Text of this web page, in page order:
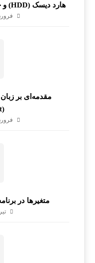
هارد دیسک (HDD) و حافظه SSD: تفاوت‌ها و کاربردها
فروردین
مقدمه‌ای بر
(JavaScript)
فروردین
متغیرها در
تیر ۳۱, ۱۴۰۵